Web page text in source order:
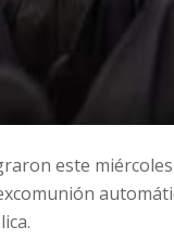
este